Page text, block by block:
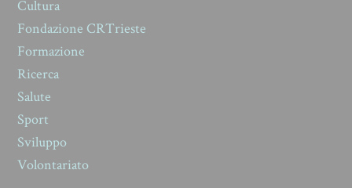
Cultura
Fondazione CRTrieste
Formazione
Ricerca
Salute
Sport
Sviluppo
Volontariato